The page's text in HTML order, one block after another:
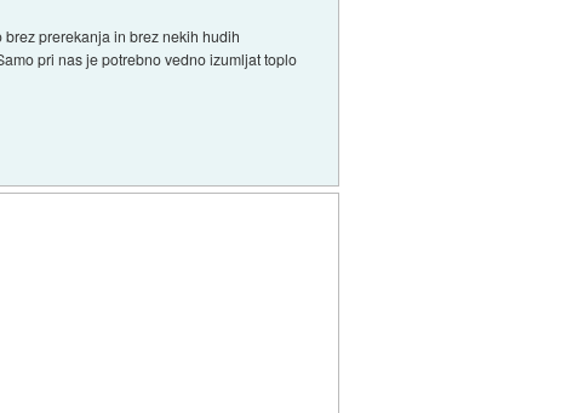
prerekanja in brez nekih hudih
pri nas je potrebno vedno izumljat toplo